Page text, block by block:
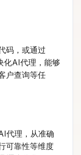
码，或通过
化AI代理，能够
户查询等任
代理，从准确
可靠性等维度